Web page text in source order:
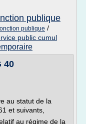
publique
publique /
public cumul
40
au statut de la
et suivants,
au régime de la